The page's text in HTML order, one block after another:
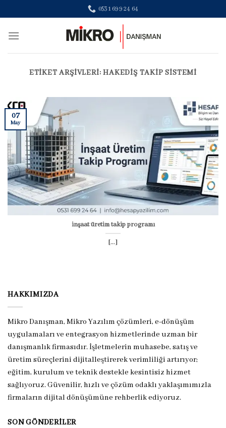
to
content
0531 699 24 64
ETIKET ARŞIVLERI:HAKEDIŞ TAKIP SISTEMI
inşaat üretim takip programı
[...]
07
May
HAKKIMIZDA
Mikro Danışman, Mikro Yazılım çözümleri, e-dönüşüm
uygulamaları ve entegrasyon hizmetlerinde uzman bir
danışmanlık firmasıdır. İşletmelerin muhasebe, satış ve
üretim süreçlerini dijitalleştirerek verimliliği artırıyor;
eğitim, kurulum ve teknik destekle kesintisiz hizmet
sağlıyoruz. Güvenilir, hızlı ve çözüm odaklı yaklaşımımızla
firmaların dijital dönüşümüne rehberlik ediyoruz.
SON GÖNDERILER